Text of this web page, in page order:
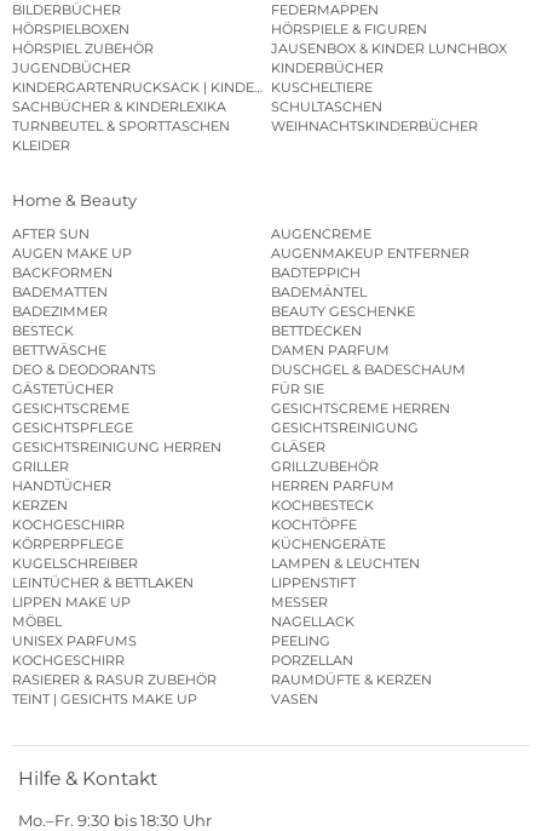
BILDERBÜCHER
FEDERMAPPEN
HÖRSPIELBOXEN
HÖRSPIELE & FIGUREN
HÖRSPIEL ZUBEHÖR
JAUSENBOX & KINDER LUNCHBOX
JUGENDBÜCHER
KINDERBÜCHER
KINDERGARTENRUCKSACK | KINDERGARTENBEUTEL
KUSCHELTIERE
SACHBÜCHER & KINDERLEXIKA
SCHULTASCHEN
TURNBEUTEL & SPORTTASCHEN
WEIHNACHTSKINDERBÜCHER
KLEIDER
Home & Beauty
AFTER SUN
AUGENCREME
AUGEN MAKE UP
AUGENMAKEUP ENTFERNER
BACKFORMEN
BADTEPPICH
BADEMATTEN
BADEMÄNTEL
BADEZIMMER
BEAUTY GESCHENKE
BESTECK
BETTDECKEN
BETTWÄSCHE
DAMEN PARFUM
DEO & DEODORANTS
DUSCHGEL & BADESCHAUM
GÄSTETÜCHER
FÜR SIE
GESICHTSCREME
GESICHTSCREME HERREN
GESICHTSPFLEGE
GESICHTSREINIGUNG
GESICHTSREINIGUNG HERREN
GLÄSER
GRILLER
GRILLZUBEHÖR
HANDTÜCHER
HERREN PARFUM
KERZEN
KOCHBESTECK
KOCHGESCHIRR
KOCHTÖPFE
KÖRPERPFLEGE
KÜCHENGERÄTE
KUGELSCHREIBER
LAMPEN & LEUCHTEN
LEINTÜCHER & BETTLAKEN
LIPPENSTIFT
LIPPEN MAKE UP
MESSER
MÖBEL
NAGELLACK
UNISEX PARFUMS
PEELING
KOCHGESCHIRR
PORZELLAN
RASIERER & RASUR ZUBEHÖR
RAUMDÜFTE & KERZEN
TEINT | GESICHTS MAKE UP
VASEN
Hilfe & Kontakt
Mo.–Fr. 9:30 bis 18:30 Uhr